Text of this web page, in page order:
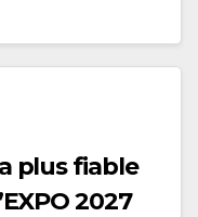
plus fiable
2027